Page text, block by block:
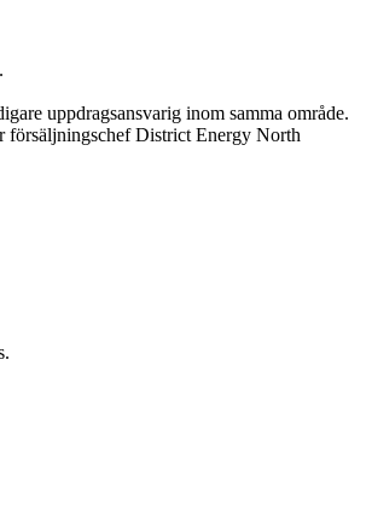
uppdragsansvarig inom samma område.
försäljningschef District Energy North